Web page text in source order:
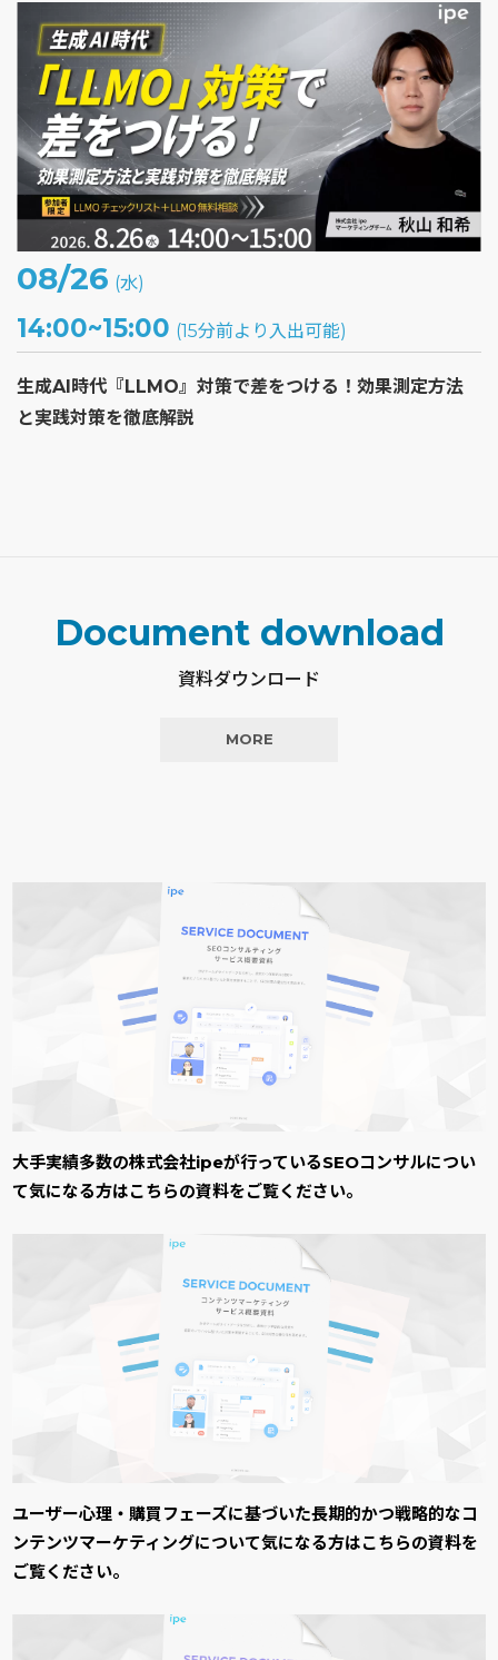
08/26 (水)
14:00~15:00 (15分前より入出可能)
生成AI時代『LLMO』対策で差をつける！効果測定方法
と実践対策を徹底解説
Document download
資料ダウンロード
MORE
大手実績多数の株式会社ipeが行っているSEOコンサルについ
て気になる方はこちらの資料をご覧ください。
ユーザー心理・購買フェーズに基づいた長期的かつ戦略的なコ
ンテンツマーケティングについて気になる方はこちらの資料を
ご覧ください。